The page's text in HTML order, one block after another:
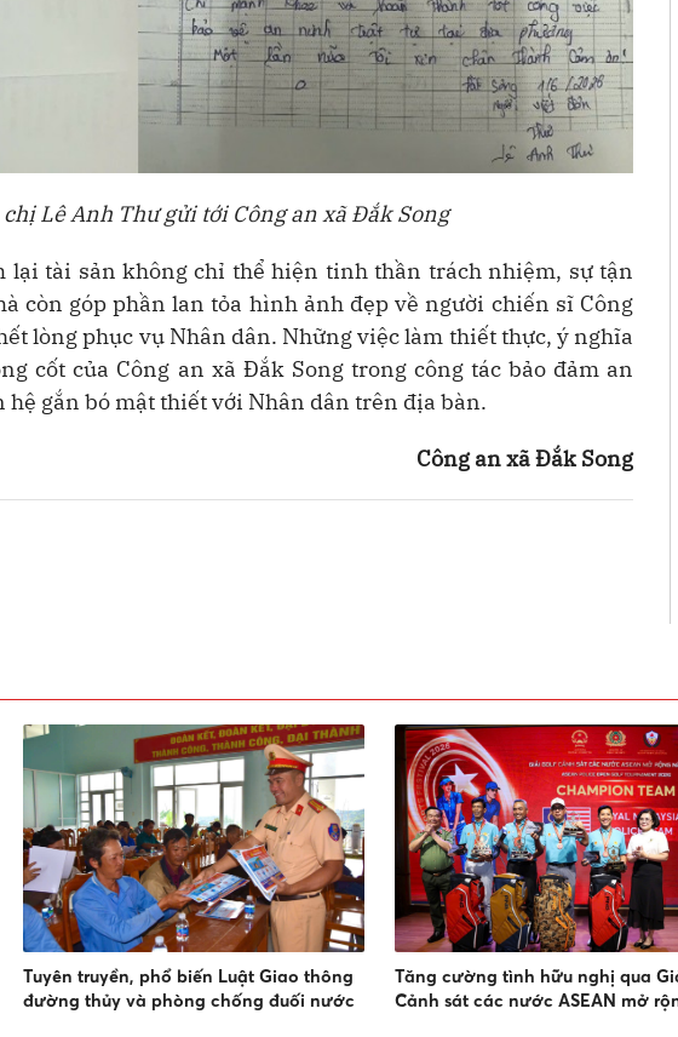
Lê Anh Thư gửi tới Công an xã Đắk Song
tài sản không chỉ thể hiện tinh thần trách nhiệm, sự tận
còn góp phần lan tỏa hình ảnh đẹp về người chiến sĩ Công
lòng phục vụ Nhân dân. Những việc làm thiết thực, ý nghĩa
cốt của Công an xã Đắk Song trong công tác bảo đảm an
gắn bó mật thiết với Nhân dân trên địa bàn.
Công an xã Đắk Song
Tuyên truyền, phổ biến Luật Giao thông
đường thủy và phòng chống đuối nước
Tăng cường tình hữu nghị qua
Cảnh sát các nước ASEAN mở